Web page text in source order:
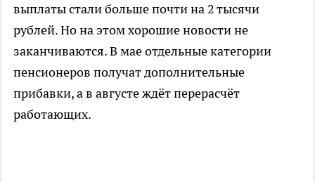
выплаты стали больше почти на 2 тысячи
рублей. Но на этом хорошие новости не
заканчиваются. В мае отдельные категории
пенсионеров получат дополнительные
прибавки, а в августе ждёт перерасчёт
работающих.